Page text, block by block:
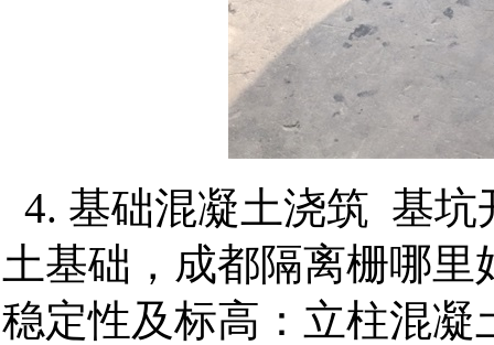
4. 基础混凝土浇筑 基坑
土基础，成都隔离栅哪
稳定性及标高：立柱混凝